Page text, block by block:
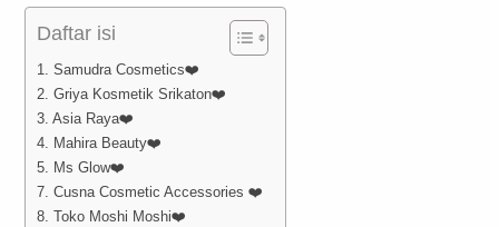
Daftar isi
1. Samudra Cosmetics❤️
2. Griya Kosmetik Srikaton❤️
3. Asia Raya❤️
4. Mahira Beauty❤️
5. Ms Glow❤️
7. Cusna Cosmetic Accessories ❤️
8. Toko Moshi Moshi❤️